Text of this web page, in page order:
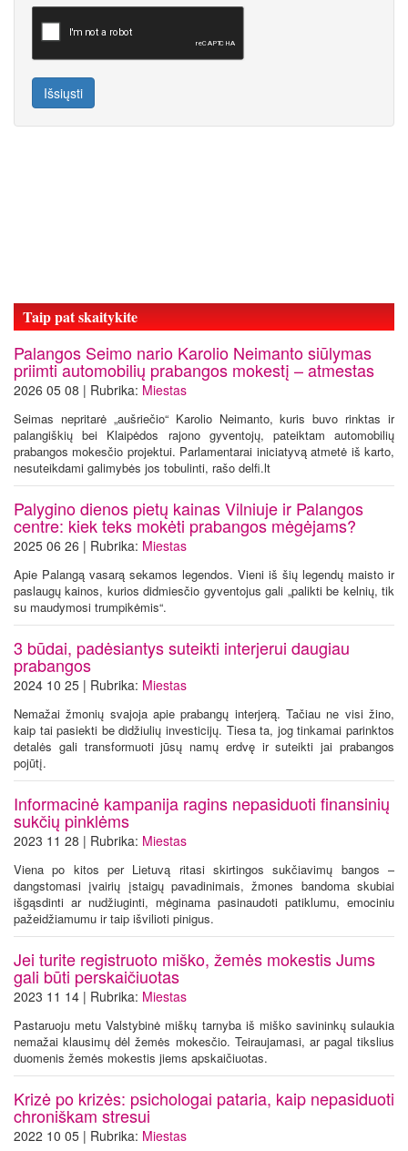
Išsiųsti
Taip pat skaitykite
Palangos Seimo nario Karolio Neimanto siūlymas
priimti automobilių prabangos mokestį – atmestas
2026 05 08 | Rubrika: Miestas
Seimas nepritarė „aušriečio“ Karolio Neimanto, kuris buvo rinktas ir
palangiškių bei Klaipėdos rajono gyventojų, pateiktam automobilių
prabangos mokesčio projektui. Parlamentarai iniciatyvą atmetė iš karto,
nesuteikdami galimybės jos tobulinti, rašo delfi.lt
Palygino dienos pietų kainas Vilniuje ir Palangos
centre: kiek teks mokėti prabangos mėgėjams?
2025 06 26 | Rubrika: Miestas
Apie Palangą vasarą sekamos legendos. Vieni iš šių legendų maisto ir
paslaugų kainos, kurios didmiesčio gyventojus gali „palikti be kelnių, tik
su maudymosi trumpikėmis“.
3 būdai, padėsiantys suteikti interjerui daugiau
prabangos
2024 10 25 | Rubrika: Miestas
Nemažai žmonių svajoja apie prabangų interjerą. Tačiau ne visi žino,
kaip tai pasiekti be didžiulių investicijų. Tiesa ta, jog tinkamai parinktos
detalės gali transformuoti jūsų namų erdvę ir suteikti jai prabangos
pojūtį.
Informacinė kampanija ragins nepasiduoti finansinių
sukčių pinklėms
2023 11 28 | Rubrika: Miestas
Viena po kitos per Lietuvą ritasi skirtingos sukčiavimų bangos –
dangstomasi įvairių įstaigų pavadinimais, žmones bandoma skubiai
išgąsdinti ar nudžiuginti, mėginama pasinaudoti patiklumu, emociniu
pažeidžiamumu ir taip išvilioti pinigus.
Jei turite registruoto miško, žemės mokestis Jums
gali būti perskaičiuotas
2023 11 14 | Rubrika: Miestas
Pastaruoju metu Valstybinė miškų tarnyba iš miško savininkų sulaukia
nemažai klausimų dėl žemės mokesčio. Teiraujamasi, ar pagal tikslius
duomenis žemės mokestis jiems apskaičiuotas.
Krizė po krizės: psichologai pataria, kaip nepasiduoti
chroniškam stresui
2022 10 05 | Rubrika: Miestas